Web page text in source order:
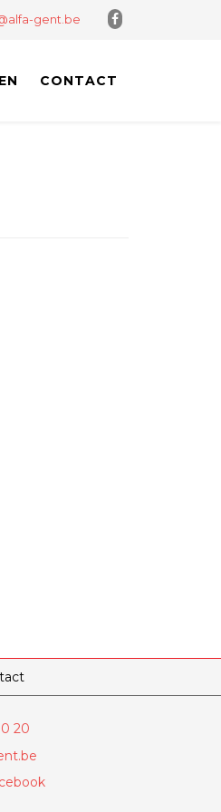
gent.be
CONTACT
20